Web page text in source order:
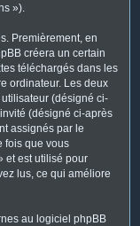
»).
Premièrement, en
créera un certain
téléchargés dans les
ordinateur. Les deux
(désigné ci-
(désigné ci-après
assignés par le
fois que vous
et est utilisé pour
lus, ce qui améliore
au logiciel phpBB